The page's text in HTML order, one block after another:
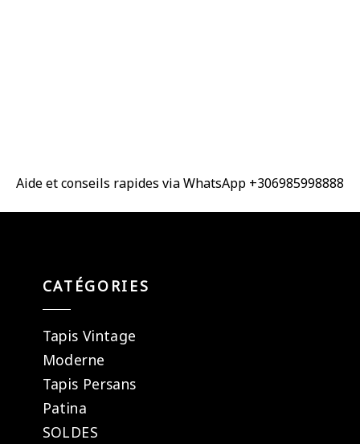
Aide et conseils rapides via WhatsApp +306985998888
CATÉGORIES
Tapis Vintage
Moderne
Tapis Persans
Patina
SOLDES